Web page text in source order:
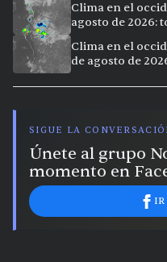
Clima en el
agosto de 2026:
Clima en el
de agosto de
SIGUE LA
Únete al grupo
momento en